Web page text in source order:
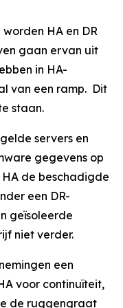
HA en DR
gaan ervan uit
in HA-
van een ramp. Dit
staan.
servers en
gegevens op
de beschadigde
een DR-
geïsoleerde
niet verder.
een
voor continuïteit,
de ruggengraat